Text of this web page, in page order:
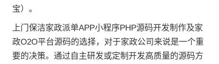
宝）。
上门保洁家政派单APP小程序PHP源码开发制作及家
政O2O平台源码的选择，对于家政公司来说是一个重
要的决策。通过自主研发或定制开发高质量的源码方